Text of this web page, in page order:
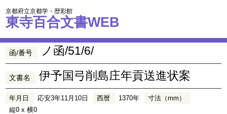
京都府立京都学・歴彩館
東寺百合文書WEB
函/番号 ノ函/51/6/
文書名 伊予国弓削島庄年貢送進状案
年月日 応安3年11月10日 西暦 1370年
寸法（mm）
縦0 x 横0